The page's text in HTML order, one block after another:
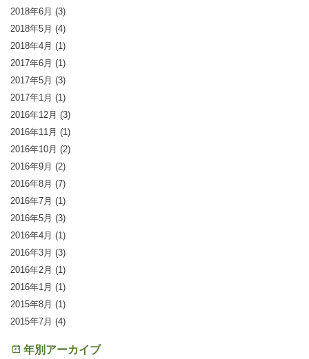
2018年6月 (3)
2018年5月 (4)
2018年4月 (1)
2017年6月 (1)
2017年5月 (3)
2017年1月 (1)
2016年12月 (3)
2016年11月 (1)
2016年10月 (2)
2016年9月 (2)
2016年8月 (7)
2016年7月 (1)
2016年5月 (3)
2016年4月 (1)
2016年3月 (3)
2016年2月 (1)
2016年1月 (1)
2015年8月 (1)
2015年7月 (4)
年別アーカイブ